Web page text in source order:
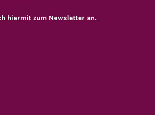
hiermit zum Newsletter an.